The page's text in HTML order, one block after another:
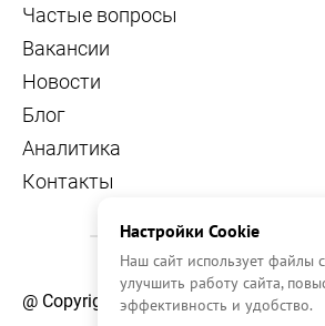
Частые вопросы
Вакансии
Новости
Блог
Аналитика
Контакты
@ Copyright, 2026 OFFICE NAVIGATOR
Настройки Cookie
Наш сайт использует файлы
улучшить работу сайта,
эффективность и удобство.